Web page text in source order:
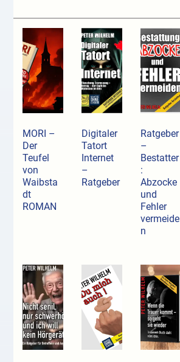
MORI –
Der
Teufel
von
Waibsta
dt
ROMAN
Digitaler
Tatort
Internet
–
Ratgeber
Ratgeber
–
Bestatter
:
Abzocke
und
Fehler
vermeide
n